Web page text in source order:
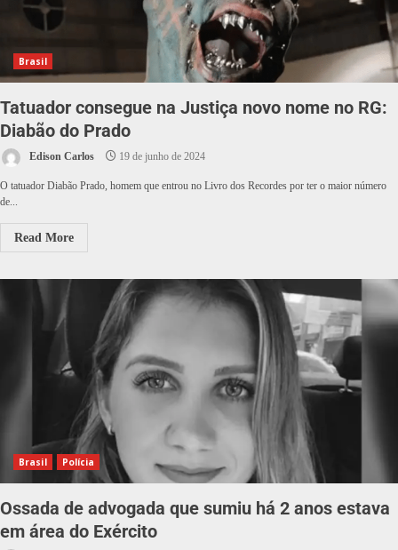
Brasil
Tatuador consegue na Justiça novo nome no RG:
Diabão do Prado
Edison Carlos 19 de junho de 2024
O tatuador Diabão Prado, homem que entrou no Livro dos Recordes por ter o maior número
de...
Read More
Brasil Polícia
Ossada de advogada que sumiu há 2 anos estava
em área do Exército